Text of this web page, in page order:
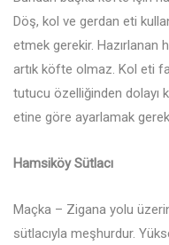
Döş, kol ve gerdan eti
etmek gerekir. Hazırlanan
artık köfte olmaz. Kol eti
tutucu özelliğinden dolayı
etine göre ayarlamak
Hamsiköy Sütlacı
Maçka – Zigana yolu
sütlacıyla meşhurdur.